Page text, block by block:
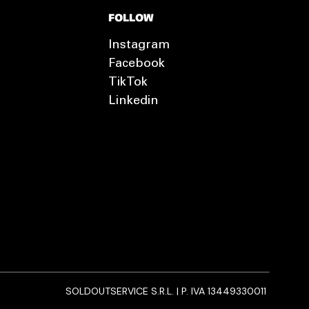
FOLLOW
Instagram
Facebook
TikTok
Linkedin
SOLDOUTSERVICE S.R.L. | P. IVA 13449330011